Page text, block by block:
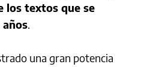
los textos que se
.
una gran potencia